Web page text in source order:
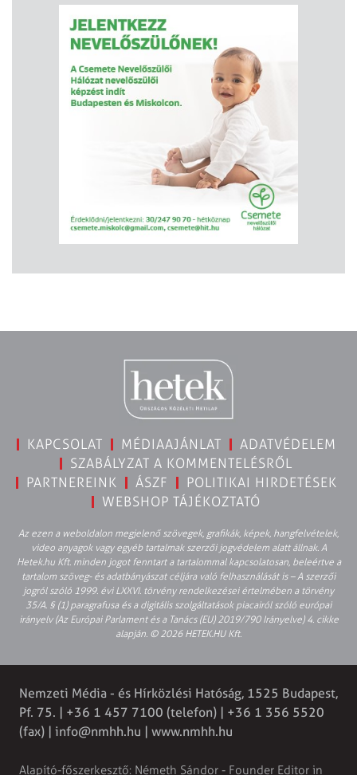
KAPCSOLAT MÉDIAAJÁNLAT
ADATVÉDELEM
SZABÁLYZAT A KOMMENTELÉSRŐL
PARTNEREINK
ÁSZF
POLITIKAI HIRDETÉSEK
WEBSHOP TÁJÉKOZTATÓ
Az ezen a weboldalon megjelenő szövegek, grafikák, képek, hangfelvételek,
video anyagok vagy egyéb tartalmak szerzői jogvédelem alatt állnak. A
Hetek.hu Kft. minden jogot fenntart a tartalommal kapcsolatosan, beleértve a
tartalom szöveg- és adatbányászat céljára való felhasználását is – A szerzői
jogról szóló 1999. évi LXXVI. törvény rendelkezései értelmében a törvény
35/A. § (1) paragrafusa és a digitális szolgáltatások piacairól szóló európai
irányelv (Az Európai Parlament és a Tanács (EU) 2019/790 Irányelve) 4. cikke
alapján. © 2026 HETEK.HU Kft.
Nemzeti Média - és Hírközlési Hatóság, 1525 Budapest,
Pf. 75. | +36 1 457 7100 (telefon) | +36 1 356 5520
(fax) | info@nmhh.hu | www.nmhh.hu
Alapító-főszerkesztő: Németh Sándor - Founder Editor in